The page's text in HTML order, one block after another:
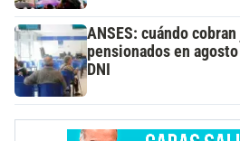
ANSES: cuándo
pensionados en
DNI